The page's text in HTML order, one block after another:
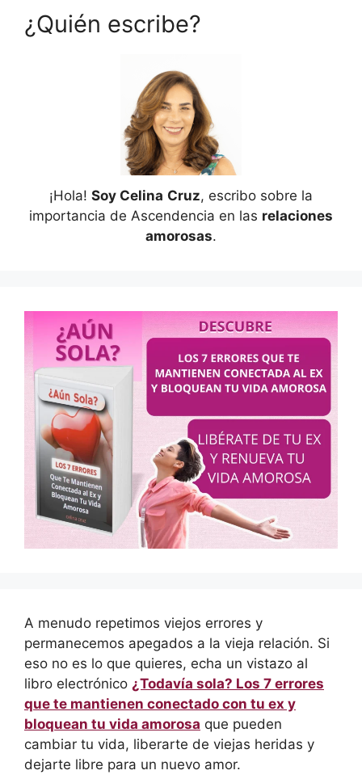
¿Quién escribe?
¡Hola! Soy Celina Cruz, escribo sobre la
importancia de Ascendencia en las relaciones
amorosas.
A menudo repetimos viejos errores y
permanecemos apegados a la vieja relación. Si
eso no es lo que quieres, echa un vistazo al
libro electrónico ¿Todavía sola? Los 7 errores
que te mantienen conectado con tu ex y
bloquean tu vida amorosa que pueden
cambiar tu vida, liberarte de viejas heridas y
dejarte libre para un nuevo amor.